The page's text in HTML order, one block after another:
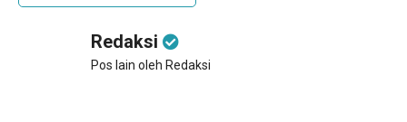
Redaksi
Pos lain oleh Redaksi